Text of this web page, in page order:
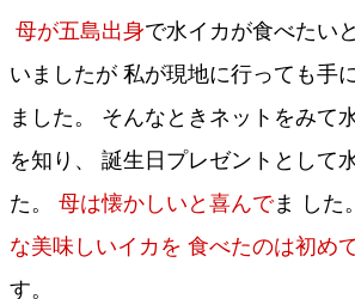
母が五島出身で水イカが食べたい
いましたが 私が現地に行っても手
ました。 そんなときネットをみて
を知り、 誕生日プレゼントとして
た。 母は懐かしいと喜んでま した
な美味しいイカを 食べたのは初め
す。